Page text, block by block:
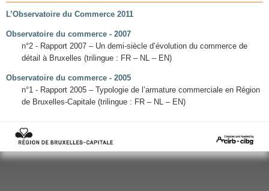
L’Observatoire du Commerce 2011
Observatoire du commerce - 2007
n°2 - Rapport 2007 – Un demi-siècle d’évolution du commerce de
détail à Bruxelles (trilingue : FR – NL – EN)
Observatoire du commerce - 2005
n°1 - Rapport 2005 – Typologie de l’armature commerciale en Région
de Bruxelles-Capitale (trilingue : FR – NL – EN)